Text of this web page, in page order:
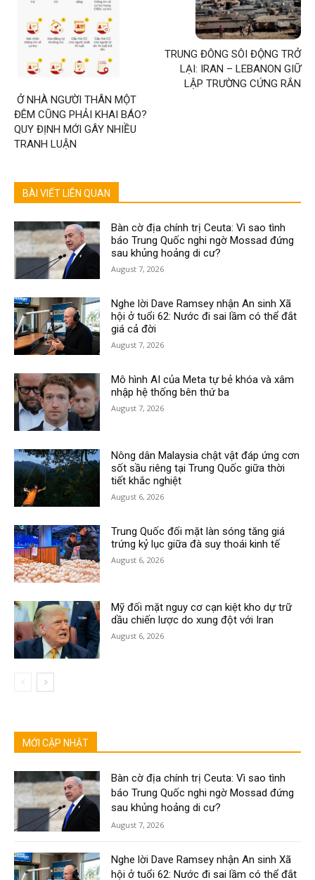
Ở NHÀ NGƯỜI THÂN MỘT
ĐÊM CŨNG PHẢI KHAI BÁO?
QUY ĐỊNH MỚI GÂY NHIỀU
TRANH LUẬN
TRUNG ĐÔNG SÔI ĐỘNG TRỞ
LẠI: IRAN – LEBANON GIỮ
LẬP TRƯỜNG CỨNG RẮN
BÀI VIẾT LIÊN QUAN
Bàn cờ địa chính trị Ceuta: Vì sao tình
báo Trung Quốc nghi ngờ Mossad đứng
sau khủng hoảng di cư?
August 7, 2026
Nghe lời Dave Ramsey nhận An sinh Xã
hội ở tuổi 62: Nước đi sai lầm có thể đắt
giá cả đời
August 7, 2026
Mô hình AI của Meta tự bẻ khóa và xâm
nhập hệ thống bên thứ ba
August 7, 2026
Nông dân Malaysia chật vật đáp ứng cơn
sốt sầu riêng tại Trung Quốc giữa thời
tiết khắc nghiệt
August 6, 2026
Trung Quốc đối mặt làn sóng tăng giá
trứng kỷ lục giữa đà suy thoái kinh tế
August 6, 2026
Mỹ đối mặt nguy cơ cạn kiệt kho dự trữ
dầu chiến lược do xung đột với Iran
August 6, 2026
MỚI CẬP NHẬT
Bàn cờ địa chính trị Ceuta: Vì sao tình
báo Trung Quốc nghi ngờ Mossad đứng
sau khủng hoảng di cư?
August 7, 2026
Nghe lời Dave Ramsey nhận An sinh Xã
hội ở tuổi 62: Nước đi sai lầm có thể đắt